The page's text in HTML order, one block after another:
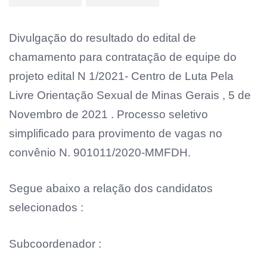
Divulgação do resultado do edital de
chamamento para contratação de equipe do
projeto edital N 1/2021- Centro de Luta Pela
Livre Orientação Sexual de Minas Gerais , 5 de
Novembro de 2021 . Processo seletivo
simplificado para provimento de vagas no
convênio N. 901011/2020-MMFDH.
Segue abaixo a relação dos candidatos
selecionados :
Subcoordenador :